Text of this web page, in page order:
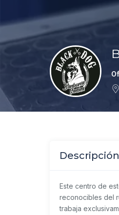
Descripción
Este centro de
reconocibles del
trabaja